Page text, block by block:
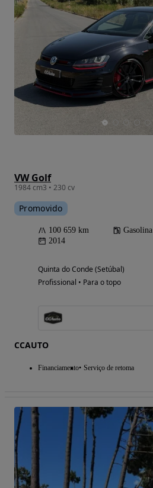
VW Golf
1984 cm3 • 230 cv
Promovido
100 659 km Gasolina
2014
Quinta do Conde (Setúbal)
Profissional • Para o topo
CCAUTO
Financiamento Serviço de retoma